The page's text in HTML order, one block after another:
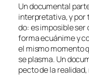
Un do­cu­men­tal
in­ter­pre­ta­ti­va, y por
do: es im­po­si­ble
for­ma ecuá­ni­me y
el mis­mo mo­men­to
se plas­ma. Un
pec­to de la